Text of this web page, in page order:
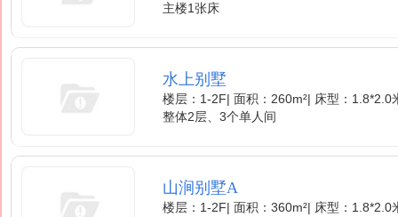
主楼1张床
水上别墅
楼层：1-2F| 面积：260m²| 床型：1.8*2.0
整体2层、3个单人间
山涧别墅A
楼层：1-2F| 面积：360m²| 床型：1.8*2.0